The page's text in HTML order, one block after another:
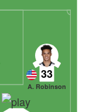
33
A. Robinson